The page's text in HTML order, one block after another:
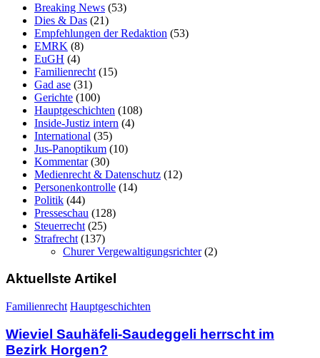
Breaking News (53)
Dies & Das (21)
Empfehlungen der Redaktion (53)
EMRK (8)
EuGH (4)
Familienrecht (15)
Gad ase (31)
Gerichte (100)
Hauptgeschichten (108)
Inside-Justiz intern (4)
International (35)
Jus-Panoptikum (10)
Kommentar(30)
Medienrecht & Datenschutz (12)
Personenkontrolle (14)
Politik (44)
Presseschau (128)
Steuerrecht (25)
Strafrecht (137)
Churer Vergewaltigungsrichter(2)
Aktuellste Artikel
Familienrecht Hauptgeschichten
Wieviel Sauhäfeli-Saudeggeli herrscht im
Bezirk Horgen?